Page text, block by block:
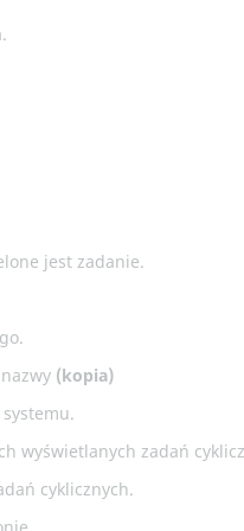
jest zadanie.
(kopia)
wyświetlanych zadań
cyklicznych.